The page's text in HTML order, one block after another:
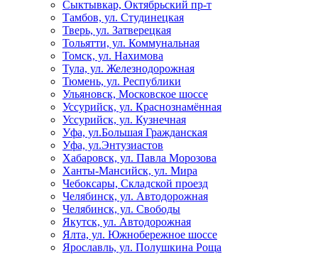
Сыктывкар, Октябрьский пр-т
Тамбов, ул. Студинецкая
Тверь, ул. Затверецкая
Тольятти, ул. Коммунальная
Томск, ул. Нахимова
Тула, ул. Железнодорожная
Тюмень, ул. Республики
Ульяновск, Московское шоссе
Уссурийск, ул. Краснознамённая
Уссурийск, ул. Кузнечная
Уфа, ул.Большая Гражданская
Уфа, ул.Энтузиастов
Хабаровск, ул. Павла Морозова
Ханты-Мансийск, ул. Мира
Чебоксары, Складской проезд
Челябинск, ул. Автодорожная
Челябинск, ул. Свободы
Якутск, ул. Автодорожная
Ялта, ул. Южнобережное шоссе
Ярославль, ул. Полушкина Роща